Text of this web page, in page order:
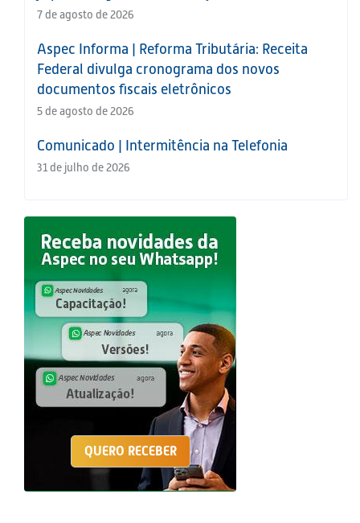
7 de agosto de 2026
Aspec Informa | Reforma Tributária: Receita
Federal divulga cronograma dos novos
documentos fiscais eletrônicos
5 de agosto de 2026
Comunicado | Intermitência na Telefonia
31 de julho de 2026
QUERO RECEBER